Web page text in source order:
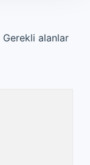
Gerekli alanlar